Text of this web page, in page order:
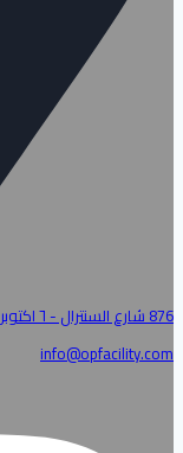
876 شارع السنترال - ٦ اكتوبر - جيزة - مصر
info@opfacility.com